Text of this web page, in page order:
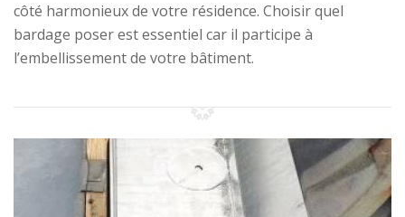
côté harmonieux de votre résidence. Choisir quel
bardage poser est essentiel car il participe à
l’embellissement de votre bâtiment.